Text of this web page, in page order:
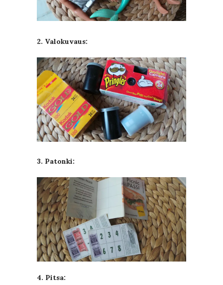
2. Valokuvaus:
3. Patonki:
4. Pitsa: